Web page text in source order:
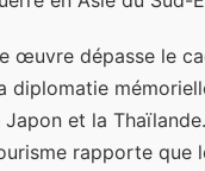
œuvre dépasse le
diplomatie
Japon et la
rapporte que